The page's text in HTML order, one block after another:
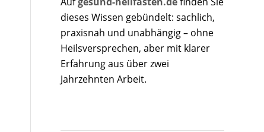
dieses Wissen gebündelt: sachlich,
praxisnah und unabhängig – ohne
Heilsversprechen, aber mit klarer
Erfahrung aus über zwei
Jahrzehnten Arbeit.